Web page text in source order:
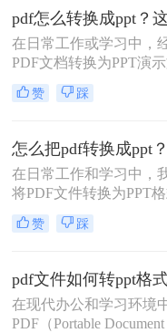
转PPT方法，帮助你轻
式的转换。
在日常工作或学习中，
PDF文档转换为PPT演
于更好地展示和编辑内
PDF（Portable Document
用，但PPT（PowerPoint
演示功能而备受青睐。
换成ppt呢？本文将介绍
换为PPT的高效方法，
成格式转换。
赞 踩
在日常工作和学习中，
将PDF文件转换为PPT
好地进行演示和编辑。
PDF转换成PPT呢？以下
PDF到PPT的转换。
赞 踩
在现代办公和学习环境
PDF（Portable